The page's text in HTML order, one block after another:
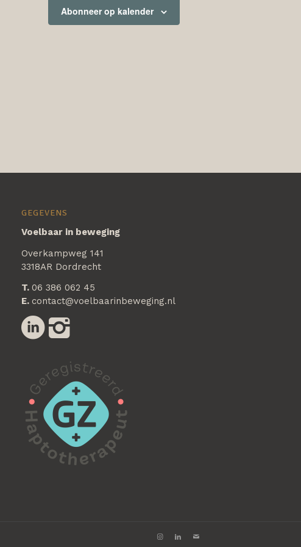
Abonneer op kalender
GEGEVENS
Voelbaar in beweging
Overkampweg 141
3318AR Dordrecht
T. 06 386 062 45
E. contact@voelbaarinbeweging.nl